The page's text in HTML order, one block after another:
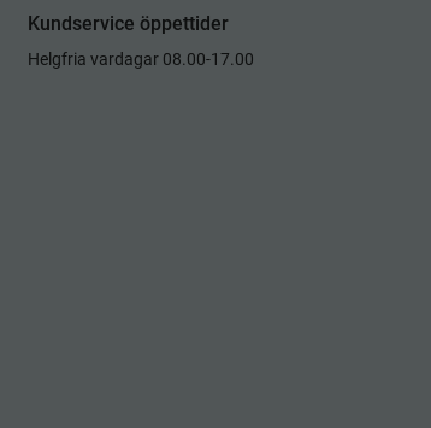
Kundservice öppettider
Helgfria vardagar 08.00-17.00